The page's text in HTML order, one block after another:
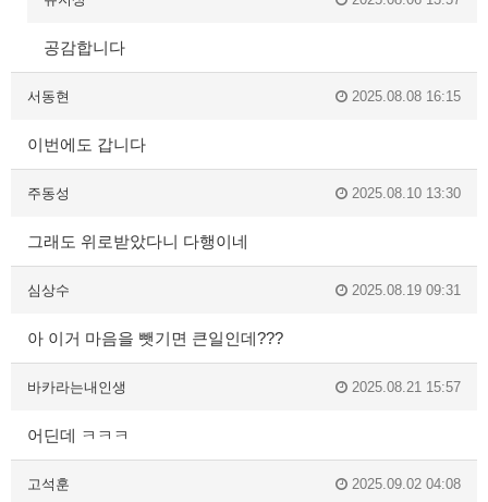
공감합니다
서동현 2025.08.08 16:15
이번에도 갑니다
주동성 2025.08.10 13:30
그래도 위로받았다니 다행이네
심상수 2025.08.19 09:31
아 이거 마음을 뺏기면 큰일인데???
바카라는내인생 2025.08.21 15:57
어딘데 ㅋㅋㅋ
고석훈 2025.09.02 04:08